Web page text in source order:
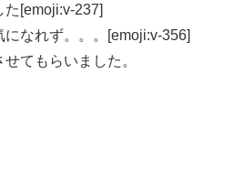
[emoji:v-237]
なれず。。。[emoji:v-356]
てもらいました。